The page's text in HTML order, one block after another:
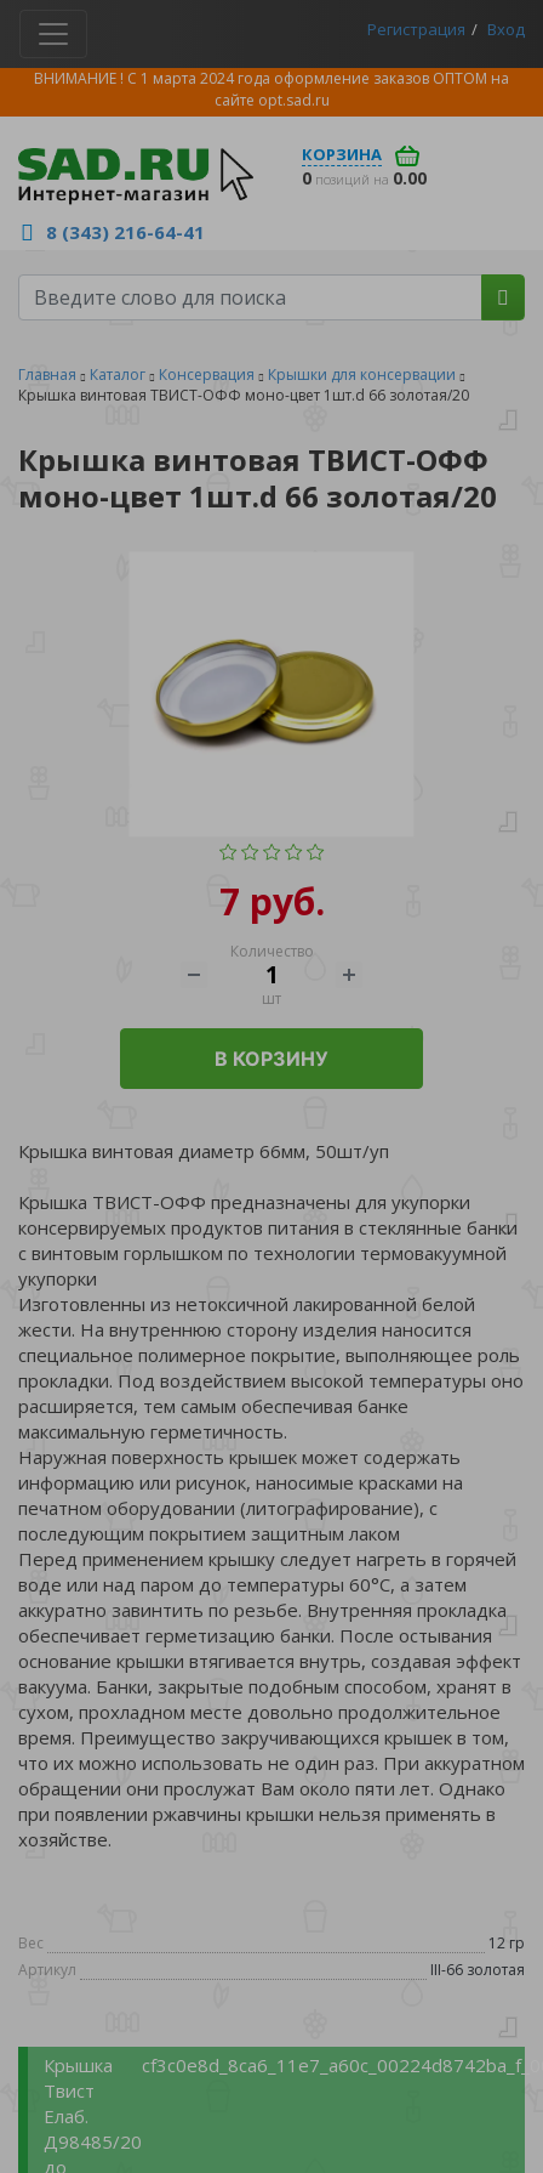
Регистрация Вход
ВНИМАНИЕ ! С 1 марта 2024 года оформление заказов ОПТОМ на
сайте opt.sad.ru
КОРЗИНА
0 позиций на 0.00
8 (343) 216-64-41
Главная Каталог Консервация
Крышки для консервации
Крышка винтовая ТВИСТ-ОФФ моно-цвет 1шт.d 66 золотая/20
Крышка винтовая ТВИСТ-ОФФ
моно-цвет 1шт.d 66 золотая/20
7 руб.
Количество
шт
В КОРЗИНУ
Крышка винтовая диаметр 66мм, 50шт/уп
Крышка ТВИСТ-ОФФ предназначены для укупорки
консервируемых продуктов питания в стеклянные банки
с винтовым горлышком по технологии термовакуумной
укупорки
Изготовленны из нетоксичной лакированной белой
жести. На внутреннюю сторону изделия наносится
специальное полимерное покрытие, выполняющее роль
прокладки. Под воздействием высокой температуры оно
расширяется, тем самым обеспечивая банке
максимальную герметичность.
Наружная поверхность крышек может содержать
информацию или рисунок, наносимые красками на
печатном оборудовании (литографирование), с
последующим покрытием защитным лаком
Перед применением крышку следует нагреть в горячей
воде или над паром до температуры 60°С, а затем
аккуратно завинтить по резьбе. Внутренняя прокладка
обеспечивает герметизацию банки. После остывания
основание крышки втягивается внутрь, создавая эффект
вакуума. Банки, закрытые подобным способом, хранят в
сухом, прохладном месте довольно продолжительное
время. Преимущество закручивающихся крышек в том,
что их можно использовать не один раз. При аккуратном
обращении они прослужат Вам около пяти лет. Однако
при появлении ржавчины крышки нельзя применять в
хозяйстве.
Вес
12 гр
Артикул
III-66 золотая
Крышка
Твист
Елаб.
Д98485/20
до